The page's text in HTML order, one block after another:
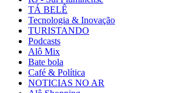
TÁ BELÊ
Tecnologia & Inovação
TURISTANDO
Podcasts
Alô Mix
Bate bola
Café & Política
NOTICIAS NO AR